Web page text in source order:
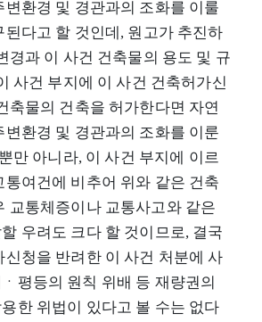
변환경 및 경관과의 조화를 이룰
된다고 할 것인데, 원고가 추진하
경과 이 사건 건축물의 용도 및 규
사건 부지에 이 사건 건축허가신
축물의 건축을 허가한다면 자연
변환경 및 경관과의 조화를 이룬
만 아니라, 이 사건 부지에 이르
통여건에 비추어 위와 같은 건축
교통체증이나 교통사고와 같은
우려도 크다 할 것이므로, 결국
신청을 반려한 이 사건 처분에 사
평등의 원칙 위배 등 재량권의
한 위법이 있다고 볼 수는 없다